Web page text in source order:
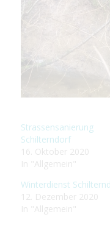
Strassensanierung
Schilterndorf
16. Oktober 2020
In "Allgemein"
Winterdienst
12. Dezember 2020
In "Allgemein"